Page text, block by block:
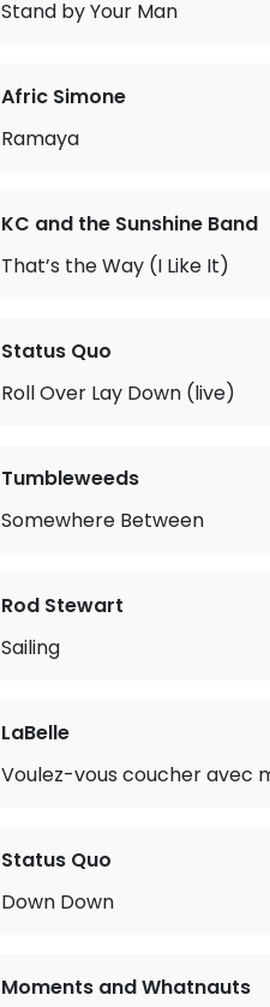
Stand by Your Man
Afric Simone
Ramaya
KC and the Sunshine Band
That’s the Way (I Like It)
Status Quo
Roll Over Lay Down (live)
Tumbleweeds
Somewhere Between
Rod Stewart
Sailing
LaBelle
Voulez-vous coucher avec
Status Quo
Down Down
Moments and Whatnauts